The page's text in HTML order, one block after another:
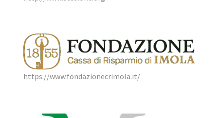
https://www.fondazionecrimola.it/